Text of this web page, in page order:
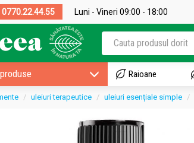
0770.22.44.55 Luni - Vineri 09:00 - 18:00
Raioane
uleiuri terapeutice uleiuri esențiale simple